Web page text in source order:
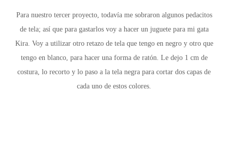
Para nuestro tercer proyecto, todavía me sobraron algunos pedacitos
de tela; así que para gastarlos voy a hacer un juguete para mi gata
Kira. Voy a utilizar otro retazo de tela que tengo en negro y otro que
tengo en blanco, para hacer una forma de ratón. Le dejo 1 cm de
costura, lo recorto y lo paso a la tela negra para cortar dos capas de
cada uno de estos colores.